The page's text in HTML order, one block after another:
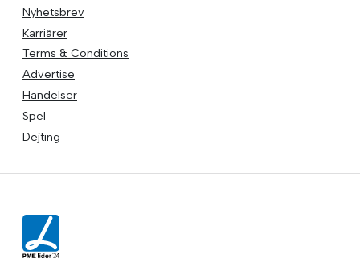
Nyhetsbrev
Karriärer
Terms & Conditions
Advertise
Händelser
Spel
Dejting